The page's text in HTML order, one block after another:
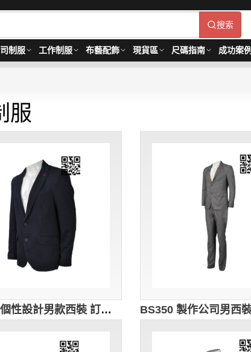
搜索
制服 工作制服 布藝配飾 現貨區 尺碼指南 成功案例
服
BS351 個性設計男款西裝 訂購修身西裝外套 度身訂造西裝外套 西裝hk中心 荷里活西裝 謝師宴西裝 上台領獎 西裝